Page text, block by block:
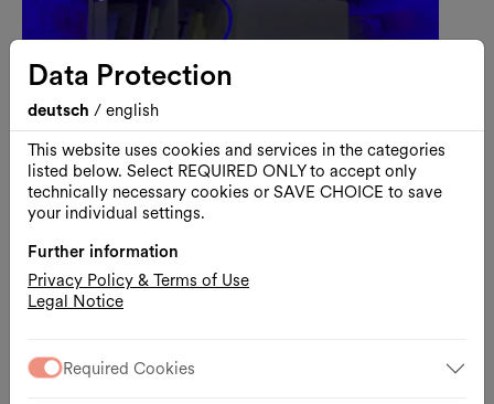
Workshop Art Kids & Family
Malen mit Licht
Workshop für Kinder von 8 bis 12 Jahren
Data Protection
deutsch / english
This website uses cookies and services in the categories
listed below. Select REQUIRED ONLY to accept only
technically necessary cookies or SAVE CHOICE to save
your individual settings.
Further information
Privacy Policy & Terms of Use
Legal Notice
Required Cookies